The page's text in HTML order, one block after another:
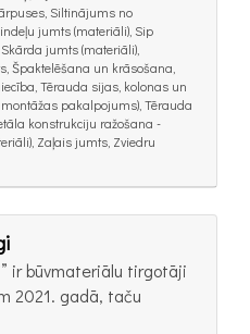
Siltinājums no
jumts (materiāli), Sip
jumts (materiāli),
Špaktelēšana un krāsošana,
Tērauda sijas, kolonas un
pakalpojums), Tērauda
konstrukciju ražošana -
Zaļais jumts, Zviedru
ir būvmateriālu tirgotāji
2021. gadā, taču